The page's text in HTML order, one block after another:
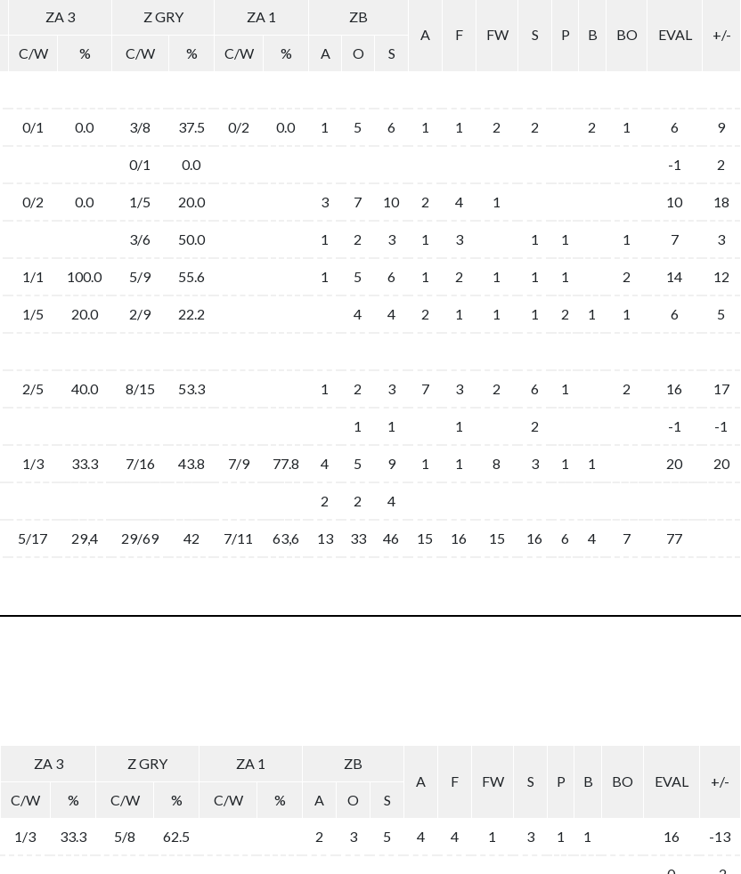
ZA 3 Z GRY ZA 1
ZB
A
F FW S P B BO EVAL
+/-
C/W % C/W % C/W % A O S
0/1 0.0 3/8 37.5 0/2 0.0 1 5 6 1 1 2 2 2 1 6 9
0/1 0.0 -1 2
0/2 0.0 1/5 20.0 3 7 10 2 4 1 10 18
3/6 50.0 1 2 3 1 3 1 1 1 7 3
1/1 100.0 5/9 55.6 1 5 6 1 2 1 1 1 2 14 12
1/5 20.0 2/9 22.2 4 4 2 1 1 1 2 1 1 6 5
2/5 40.0 8/15 53.3 1 2 3 7 3 2 6 1 2 16 17
1 1 1 2 -1 -1
1/3 33.3 7/16 43.8 7/9 77.8 4 5 9 1 1 8 3 1 1 20 20
2 2 4
5/17 29,4 29/69 42 7/11 63,6 13 33 46 15 16 15 16 6 4 7 77
ZA 3 Z GRY ZA 1
ZB
A
F FW S P B BO EVAL
+/-
C/W % C/W % C/W % A O S
1/3 33.3 5/8 62.5 2 3 5 4 4 1 3 1 1 16 -13